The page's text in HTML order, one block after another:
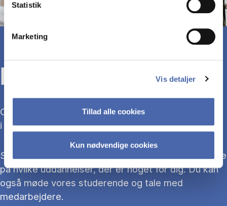
Statistik
Marketing
Vis detaljer
Tillad alle cookies
Kun nødvendige cookies
KOM TIL ÅBENT HUS
Overvejer du at søge ind på en bacheloruddannelse
i 2027?
Så kom med til Åbent Hus, hvor du kan blive klogere
på hvilke uddannelser, der er noget for dig. Du kan
også møde vores studerende og tale med
medarbejdere.